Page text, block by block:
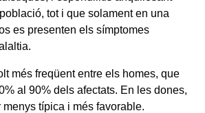
tot i que solament en una
es presenten els símptomes
més freqüent entre els homes, que
al 90% dels afectats. En les dones,
menys típica i més favorable.